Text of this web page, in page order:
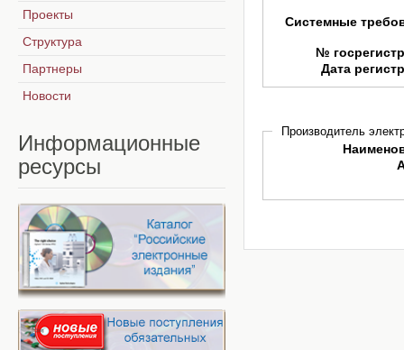
Системные
№
Дата
Производитель
Проекты
Структура
Партнеры
Новости
Информационные
ресурсы